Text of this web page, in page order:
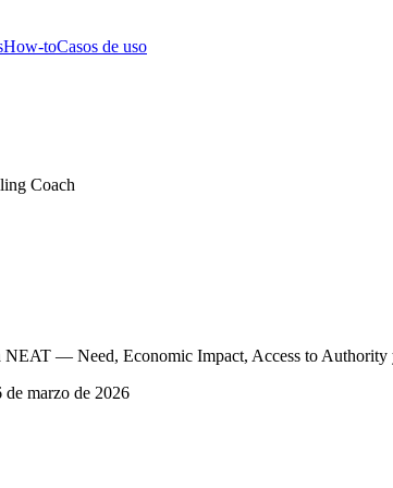
How-toCasos de uso
Coach
NEAT — Need, Economic Impact, Access to
marzo de 2026